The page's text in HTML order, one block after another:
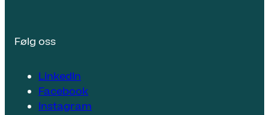
Følg oss
LinkedIn
Facebook
Instagram